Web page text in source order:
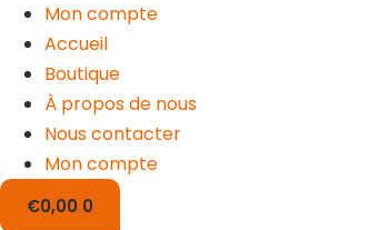
Mon compte
Accueil
Boutique
À propos de nous
Nous contacter
Mon compte
€0,00 0